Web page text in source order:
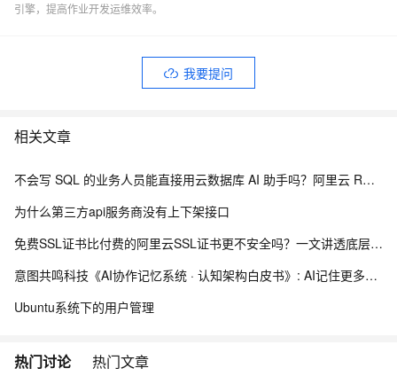
引擎，提高作业开发运维效率。
我要提问
相关文章
不会写 SQL 的业务人员能直接用云数据库 AI 助手吗？阿里云 RDS DAS AI 助手自然语言取数上手指南
为什么第三方api服务商没有上下架接口
免费SSL证书比付费的阿里云SSL证书更不安全吗？一文讲透底层真相+HTTPS证书选型全指南
意图共鸣科技《AI协作记忆系统 · 认知架构白皮书》: AI记住更多，是错的
Ubuntu系统下的用户管理
热门讨论 热门文章